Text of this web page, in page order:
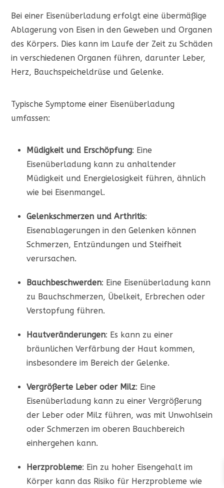
Bei einer Eisenüberladung erfolgt eine übermäßige
Ablagerung von Eisen in den Geweben und Organen
des Körpers. Dies kann im Laufe der Zeit zu Schäden
in verschiedenen Organen führen, darunter Leber,
Herz, Bauchspeicheldrüse und Gelenke.
Typische Symptome einer Eisenüberladung
umfassen:
Müdigkeit und Erschöpfung: Eine
Eisenüberladung kann zu anhaltender
Müdigkeit und Energielosigkeit führen, ähnlich
wie bei Eisenmangel.
Gelenkschmerzen und Arthritis:
Eisenablagerungen in den Gelenken können
Schmerzen, Entzündungen und Steifheit
verursachen.
Bauchbeschwerden: Eine Eisenüberladung kann
zu Bauchschmerzen, Übelkeit, Erbrechen oder
Verstopfung führen.
Hautveränderungen: Es kann zu einer
bräunlichen Verfärbung der Haut kommen,
insbesondere im Bereich der Gelenke.
Vergrößerte Leber oder Milz: Eine
Eisenüberladung kann zu einer Vergrößerung
der Leber oder Milz führen, was mit Unwohlsein
oder Schmerzen im oberen Bauchbereich
einhergehen kann.
Herzprobleme: Ein zu hoher Eisengehalt im
Körper kann das Risiko für Herzprobleme wie